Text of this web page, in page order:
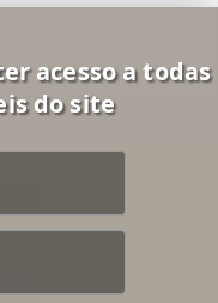
acesso a todas
do site